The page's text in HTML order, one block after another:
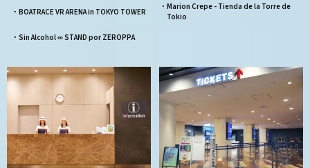
・BOATRACE VR ARENA in TOKYO TOWER
・Marion Crepe - Tienda de la Torre de
Tokio
・Sin Alcohol ∞ STAND por ZEROPPA